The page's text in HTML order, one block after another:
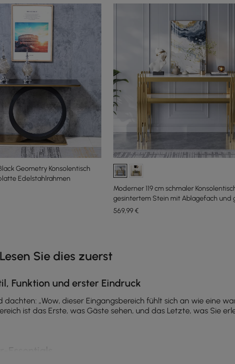
Geometry Konsolentisch
Edelstahlrahmen
Moderner 119 cm schmaler
gesintertem Stein mit Ablagefach und
Beinen
569,99€
Sie dies zuerst
Funktion und erster Eindruck
„Wow, dieser Eingangsbereich fühlt sich an wie eine
ist das Erste, was Gäste sehen, und das Letzte, was Sie